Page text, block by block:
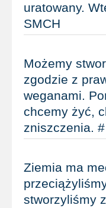
uratowany.
SMCH
Możemy
zgodzie z
weganami.
chcemy żyć,
zniszczenia.
Ziemia ma
stworzyliśmy